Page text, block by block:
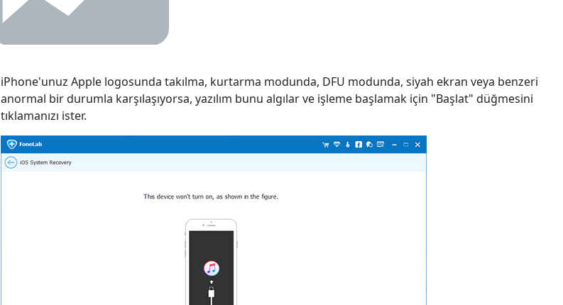
iPhone'unuz Apple logosunda takılma, kurtarma modunda, DFU modunda, siyah ekran veya benzeri
anormal bir durumla karşılaşıyorsa, yazılım bunu algılar ve işleme başlamak için "Başlat" düğmesini
tıklamanızı ister.